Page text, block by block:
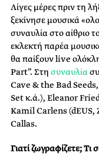
Λίγες μέρες πριν τη
ξεκίνησε μουσικά
συναυλία στο αίθριο
εκλεκτή παρέα
θα παίξουν live
Part”. Στη συναυλία
Cave & the Bad
Set κ.ά.), Eleanor
Kamil Carlens
Callas.
Γιατί ζωγραφίζετε; Τι